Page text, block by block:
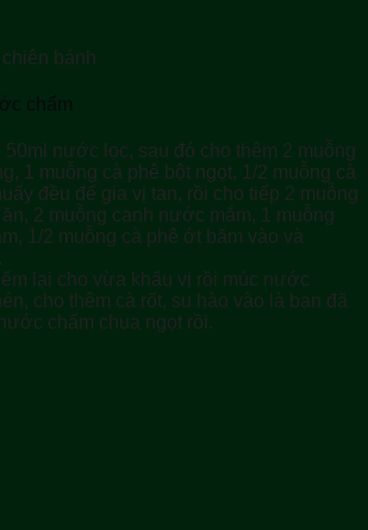
chiên bánh
chấm
50ml nước lọc, sau đó cho thêm 2 muỗng
1 muỗng cà phê bột ngọt, 1/2 muỗng cà
đều để gia vị tan, rồi cho tiếp 2 muỗng
2 muỗng canh nước mắm, 1 muỗng
1/2 muỗng cà phê ớt băm vào và
lại cho vừa khẩu vị rồi múc nước
cho thêm cà rốt, su hào vào là bạn đã
chấm chua ngọt rồi.